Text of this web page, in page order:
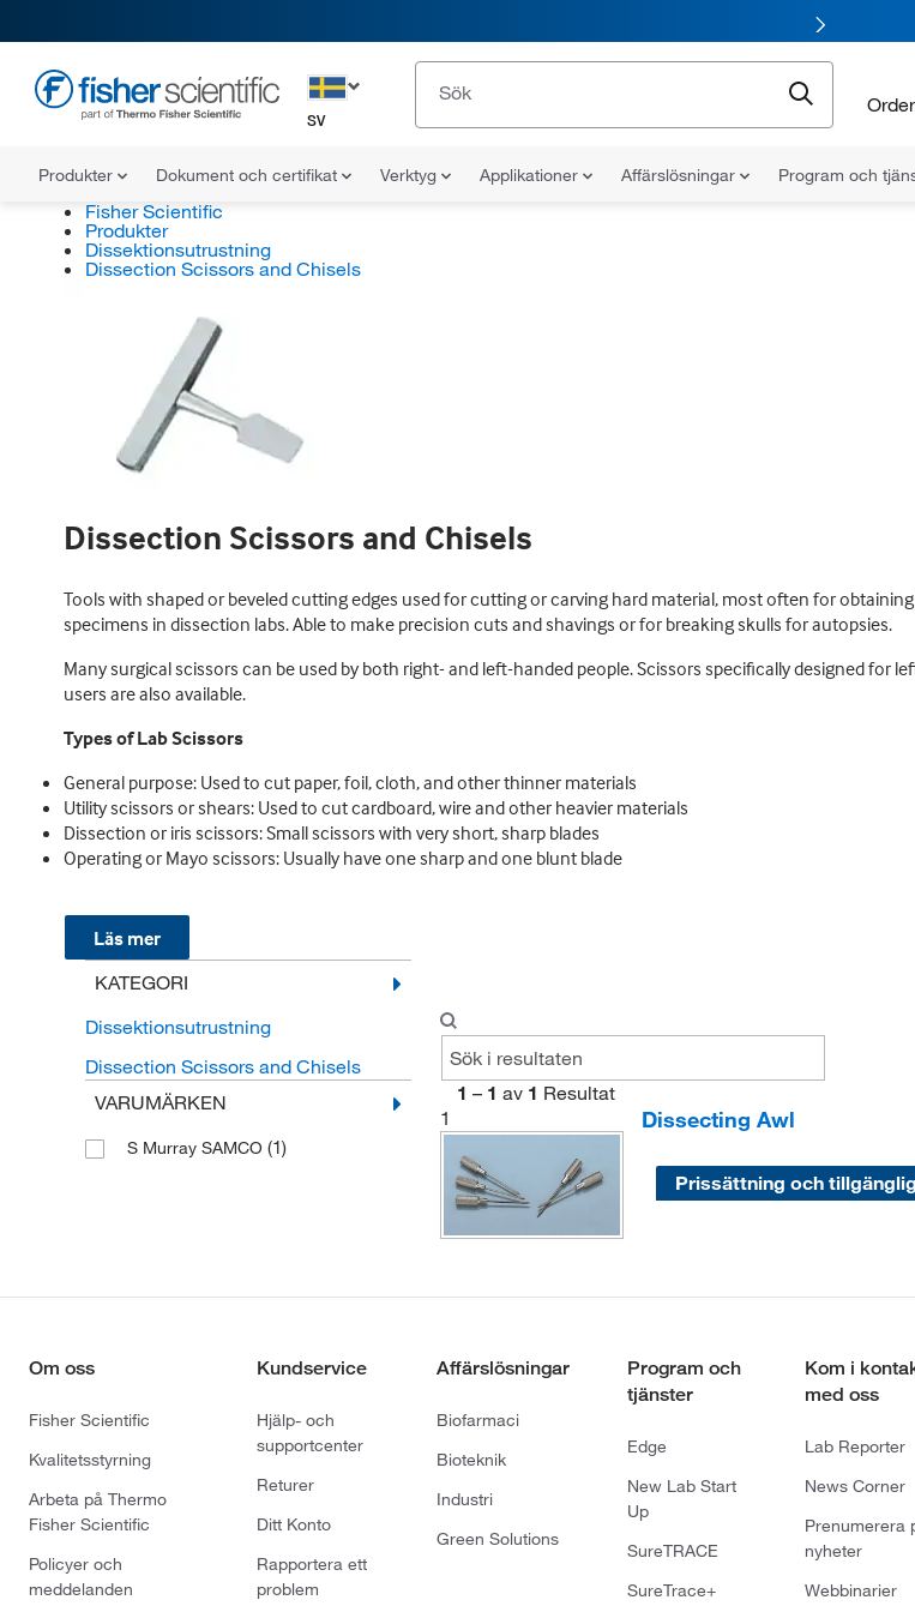
SV
Produkter Dokument och certifikat Verktyg Applikationer Affärslösningar Program och
Fisher Scientific
Produkter
Dissektionsutrustning
Dissection Scissors and Chisels
Dissection Scissors and Chisels
Tools with shaped or beveled cutting edges used for cutting or carving hard material, most often for
specimens in dissection labs. Able to make precision cuts and shavings or for breaking skulls for autopsies.
Many surgical scissors can be used by both right- and left-handed people. Scissors specifically designed for
users are also available.
Types of Lab Scissors
General purpose: Used to cut paper, foil, cloth, and other thinner materials
Utility scissors or shears: Used to cut cardboard, wire and other heavier materials
Dissection or iris scissors: Small scissors with very short, sharp blades
Operating or Mayo scissors: Usually have one sharp and one blunt blade
Läs mer
KATEGORI
Dissektionsutrustning
Dissection Scissors and Chisels
VARUMÄRKEN
S Murray SAMCO (1)
1 – 1 av 1 Resultat
1
Dissecting Awl
Prissättning och
Om oss
Fisher Scientific
Kvalitetsstyrning
Arbeta på Thermo
Fisher Scientific
Policyer och
meddelanden
Kundservice
Hjälp- och
supportcenter
Returer
Ditt Konto
Rapportera ett
problem
Affärslösningar
Biofarmaci
Bioteknik
Industri
Green Solutions
Program och
tjänster
Edge
New Lab Start
Up
SureTRACE
SureTrace+
Kom i
med oss
Lab Reporter
News Corner
Prenumerera
nyheter
Webbinarier